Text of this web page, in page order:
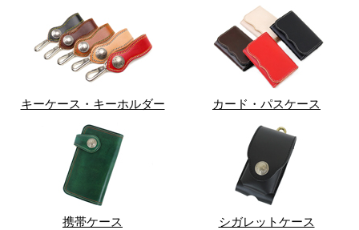
キーケース・キーホルダー カード・パスケース
携帯ケース シガレットケース